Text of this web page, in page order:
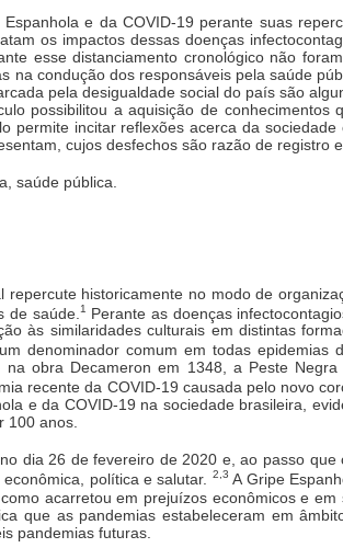
e da COVID-19 perante suas
os impactos dessas doenças
esse distanciamento cronológico não
condução dos responsáveis pela saúde
pela desigualdade social do país são
possibilitou a aquisição de conhecimentos
permite incitar reflexões acerca da
cujos desfechos são razão de registro
saúde pública.
historicamente no modo de
de saúde. 1
Perante as doenças
às similaridades culturais em distintas
denominador comum em todas epidemias
obra Decameron em 1348, a Peste
recente da COVID-19 causada pelo novo
e da COVID-19 na sociedade brasileira,
100 anos.
dia 26 de fevereiro de 2020 e, ao passo que
política e salutar.
2,3 A Gripe
acarretou em prejuízos econômicos e em
que as pandemias estabeleceram em
pandemias futuras.